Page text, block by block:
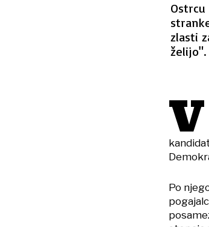
zlasti
želijo".
V
Po